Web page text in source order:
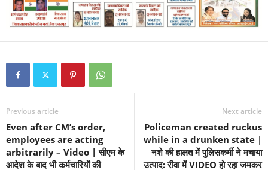
Previous article
Even after CM’s order,
employees are acting
arbitrarily – Video | सीएम के
आदेश के बाद भी कर्मचारियों की
Next article
Policeman created ruckus
while in a drunken state |
नशे की हालत में पुलिसकर्मी ने मचाया
उत्पाद: रीवा में VIDEO हो रहा जमकर